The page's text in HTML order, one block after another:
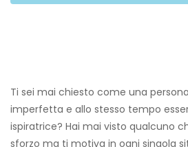
Ti sei mai chiesto come una
imperfetta e allo stesso tempo
ispiratrice? Hai mai visto qualcuno
sforzo ma ti motiva in ogni singola